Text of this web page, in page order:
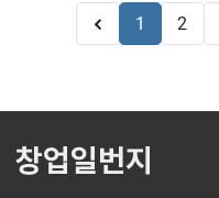
1 2
창업일번지